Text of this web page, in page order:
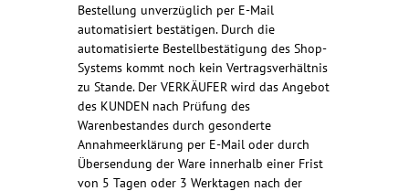
Bestellung unverzüglich per E-Mail
automatisiert bestätigen. Durch die
automatisierte Bestellbestätigung des Shop-
Systems kommt noch kein Vertragsverhältnis
zu Stande. Der VERKÄUFER wird das Angebot
des KUNDEN nach Prüfung des
Warenbestandes durch gesonderte
Annahmeerklärung per E-Mail oder durch
Übersendung der Ware innerhalb einer Frist
von 5 Tagen oder 3 Werktagen nach der